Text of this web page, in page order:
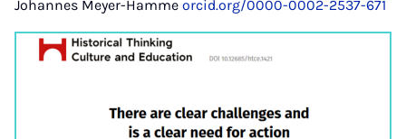
Johannes Meyer-Hamme orcid.org/0000-0002-2537-671